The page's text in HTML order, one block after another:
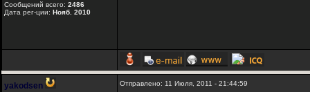
Сообщений всего: 2486
Дата рег-ции: Нояб. 2010
yakodsen Отправлено: 11 Июля, 2011 - 21:44:59